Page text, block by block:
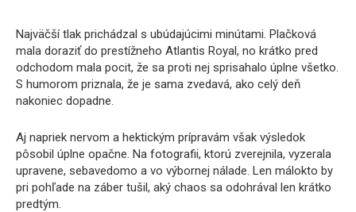
Najväčší tlak prichádzal s ubúdajúcimi minútami. Plačková
mala doraziť do prestížneho Atlantis Royal, no krátko pred
odchodom mala pocit, že sa proti nej sprisahalo úplne všetko.
S humorom priznala, že je sama zvedavá, ako celý deň
nakoniec dopadne.
Aj napriek nervom a hektickým prípravám však výsledok
pôsobil úplne opačne. Na fotografii, ktorú zverejnila, vyzerala
upravene, sebavedomo a vo výbornej nálade. Len málokto by
pri pohľade na záber tušil, aký chaos sa odohrával len krátko
predtým.